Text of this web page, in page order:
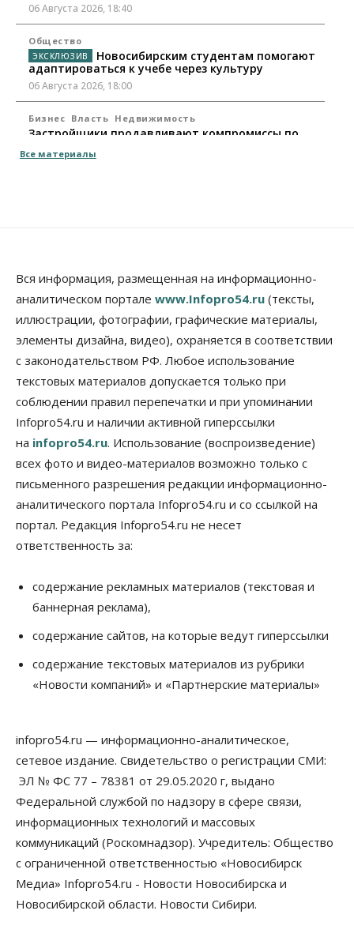
06 Августа 2026, 18:40
Общество
Новосибирским студентам помогают
адаптироваться к учебе через культуру
06 Августа 2026, 18:00
Бизнес Власть Недвижимость
Застройщики продавливают компромиссы по
06 Августа 2026, 17:30
Общество
Подозреваемых в похищении человека
задержали в Новосибирске
06 Августа 2026, 16:15
Общество
Пенсионеры старше 80 лет в Новосибирской
области получили повышенные пенсии
06 Августа 2026, 16:00
Финансы
Россияне оформили ипотечных кредитов на 2,6
трлн рублей
06 Августа 2026, 15:53
Власть
Думская гонка в Новосибирской области
обойдется без самовыдвиженцев
06 Августа 2026, 15:00
Бизнес Власть Общество
Правительство России продлило разрешение на
выпуск бензина «Евро-3»
Общество
«За тех, у кого от 270 баллов,
настоящая борьба»: вузы настойчиво
Власть
Режим ЧС ввели в Омской области из-за засухи
06 Августа 2026, 12:15
Власть Общество
Новосибирск готовится к визиту Владимира
Путина
06 Августа 2026, 12:05
Бизнес Недвижимость Общество
Все материалы
Вся информация, размещенная на информационно-
аналитическом портале www.Infopro54.ru (тексты,
иллюстрации, фотографии, графические материалы,
элементы дизайна, видео), охраняется в соответствии
с законодательством РФ. Любое использование
текстовых материалов допускается только при
соблюдении правил перепечатки и при упоминании
Infopro54.ru и наличии активной гиперссылки
на infopro54.ru. Использование (воспроизведение)
всех фото и видео-материалов возможно только с
письменного разрешения редакции информационно-
аналитического портала Infopro54.ru и со ссылкой на
портал. Редакция Infopro54.ru не несет
ответственность за:
содержание рекламных материалов (текстовая и
баннерная реклама),
содержание сайтов, на которые ведут гиперссылки
содержание текстовых материалов из рубрики
«Новости компаний» и «Партнерские материалы»
infopro54.ru — информационно-аналитическое,
сетевое издание. Свидетельство о регистрации СМИ:
ЭЛ № ФС 77 – 78381 от 29.05.2020 г, выдано
Федеральной службой по надзору в сфере связи,
информационных технологий и массовых
коммуникаций (Роскомнадзор). Учредитель: Общество
с ограниченной ответственностью «Новосибирск
Медиа» Infopro54.ru - Новости Новосибирска и
Новосибирской области. Новости Сибири.